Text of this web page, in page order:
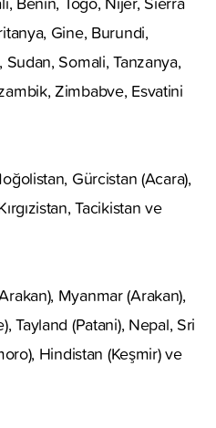
Gine, Burundi,
Somali, Tanzanya,
Zimbabve, Esvatini
Gürcistan (Acara),
Tacikistan ve
Myanmar (Arakan),
Tayland (Patani), Nepal, Sri
Hindistan (Keşmir) ve